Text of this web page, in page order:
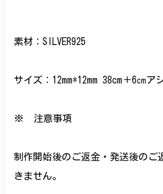
素材：SILVER925
サイズ：12mm*12mm 38cm＋6㎝ア
※ 注意事項
制作開始後のご返金・発送後のご
きません。